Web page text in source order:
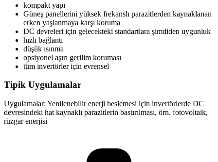
kompakt yapı
Güneş panellerini yüksek frekanslı parazitlerden kaynaklanan
erken yaşlanmaya karşı koruma
DC devreleri için gelecekteki standartlara şimdiden uygunluk
hızlı bağlantı
düşük ısınma
opsiyonel aşırı gerilim koruması
tüm invertörler için evrensel
Tipik Uygulamalar
Uygulamalar: Yenilenebilir enerji beslemesi için invertörlerde DC
devresindeki hat kaynaklı parazitlerin bastırılması, örn. fotovoltaik,
rüzgar enerjisi